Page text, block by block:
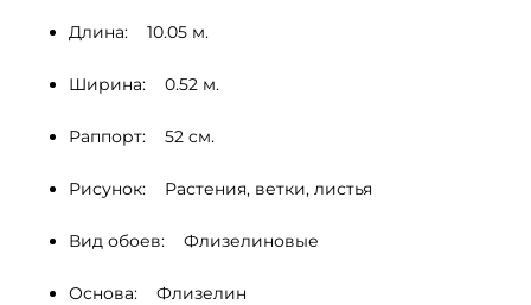
Длина:    10.05 м.
Ширина:    0.52 м.
Раппорт:    52 cм.
Рисунок:    Растения, ветки, листья
Вид обоев:    Флизелиновые
Основа:    Флизелин